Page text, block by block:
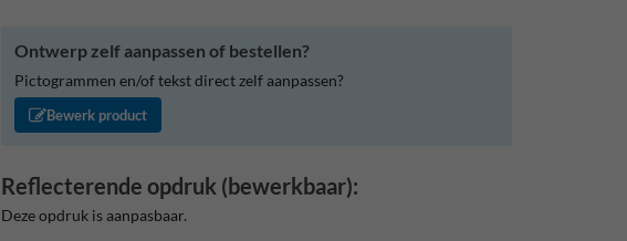
Ontwerp zelf aanpassen of bestellen?
Pictogrammen en/of tekst direct zelf aanpassen?
Bewerk product
Reflecterende opdruk (bewerkbaar):
Deze opdruk is aanpasbaar.